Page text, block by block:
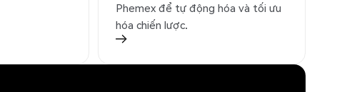
Phemex để tự động hóa và tối ưu
hóa chiến lược.